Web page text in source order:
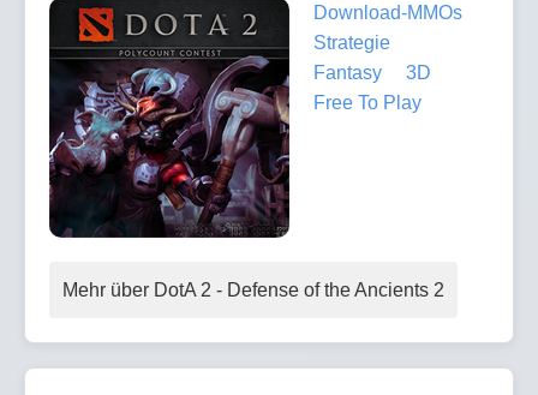
Download-MMOs
Strategie
Fantasy
3D
Free To Play
Mehr über DotA 2 - Defense of the Ancients 2